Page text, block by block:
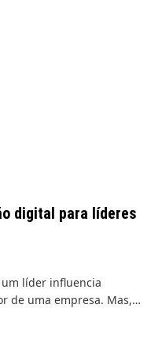
digital para líderes
líder influencia
de uma empresa. Mas,…